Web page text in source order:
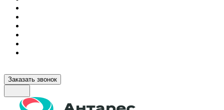
Заказать звонок